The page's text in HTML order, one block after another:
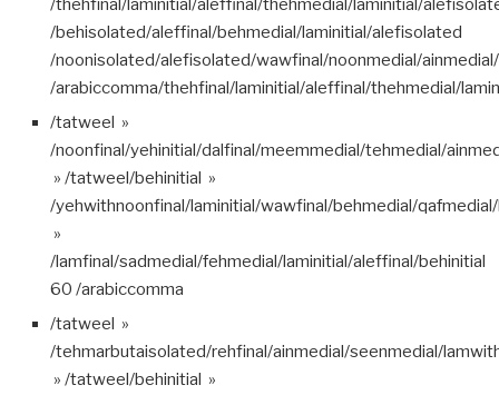
/behisolated/aleffinal/behmedial/laminitial/alefisolated
/noonisolated/alefisolated/wawfinal/noonmedial/
/arabiccomma/thehfinal/laminitial/aleffinal/thehmedial/
/tatweel »
/noonfinal/yehinitial/dalfinal/meemmedial/tehmedial/
» /tatweel/behinitial »
/yehwithnoonfinal/laminitial/wawfinal/behmedial/
»
/lamfinal/sadmedial/fehmedial/laminitial/aleffinal/behinitial
60 /arabiccomma
/tatweel »
/tehmarbutaisolated/rehfinal/ainmedial/seenmedial/
» /tatweel/behinitial »